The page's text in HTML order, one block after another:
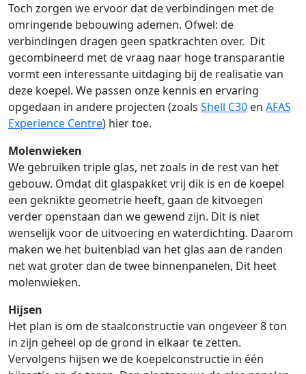
Toch zorgen we ervoor dat de verbindingen met de
omringende bebouwing ademen. Ofwel: de
verbindingen dragen geen spatkrachten over. Dit
gecombineerd met de vraag naar hoge transparantie
vormt een interessante uitdaging bij de realisatie van
deze koepel. We passen onze kennis en ervaring
opgedaan in andere projecten (zoals Shell C30 en AFAS
Experience Centre) hier toe.
Molenwieken
We gebruiken triple glas, net zoals in de rest van het
gebouw. Omdat dit glaspakket vrij dik is en de koepel
een geknikte geometrie heeft, gaan de kitvoegen
verder openstaan dan we gewend zijn. Dit is niet
wenselijk voor de uitvoering en waterdichting. Daarom
maken we het buitenblad van het glas aan de randen
net wat groter dan de twee binnenpanelen, Dit heet
molenwieken.
Hijsen
Het plan is om de staalconstructie van ongeveer 8 ton
in zijn geheel op de grond in elkaar te zetten.
Vervolgens hijsen we de koepelconstructie in één